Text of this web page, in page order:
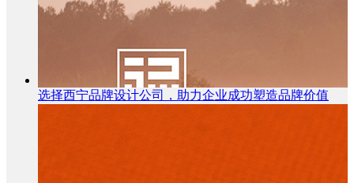
选择西宁品牌设计公司，助力企业成功塑造品牌价值